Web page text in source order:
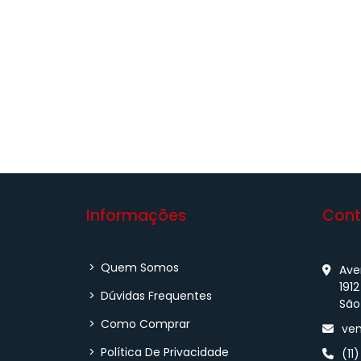
Informações
> Quem Somos
> Dúvidas Frequentes
> Como Comprar
> Política De Privacidade